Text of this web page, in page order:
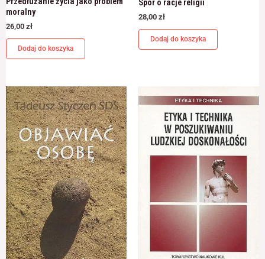
moralny
26,00 zł
Dodaj do koszyka
28,00 zł
Dodaj do koszyka